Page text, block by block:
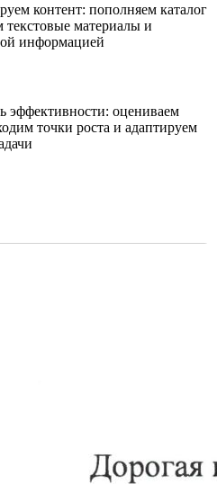
контент: пополняем каталог
текстовые материалы и
информацией
эффективности: оцениваем
точки роста и адаптируем